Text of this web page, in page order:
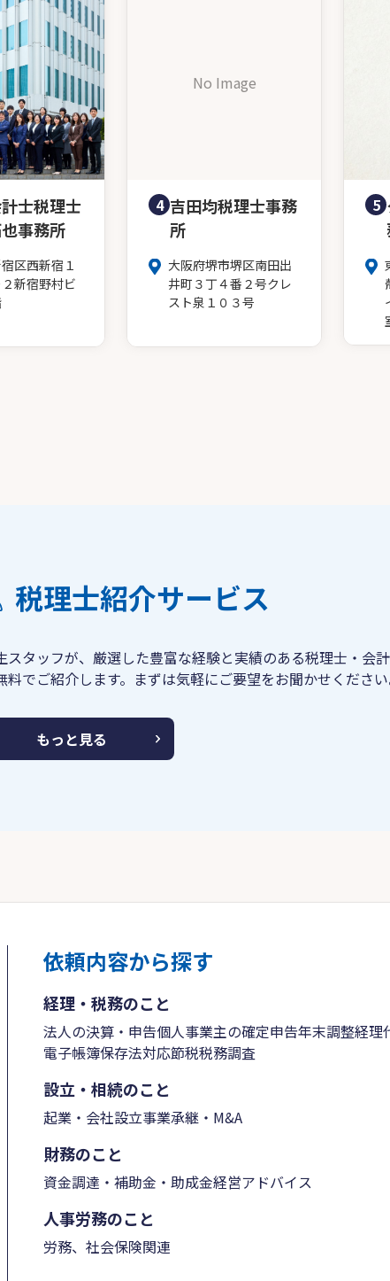
士税理士
事務所
区西新宿１
新宿野村ビ
No Image
4 吉田均税理士事務
所
大阪府堺市堺区南田出
井町３丁４番２号クレ
スト泉１０３号
5
税理士紹介サービス
スタッフが、厳選した豊富な経験と実績のある税理士・会
料でご紹介します。まずは気軽にご要望をお聞かせください
もっと見る
依頼内容から探す
経理・税務のこと
法人の決算・申告個人事業主の確定申告年末調整経理
電子帳簿保存法対応節税税務調査
設立・相続のこと
起業・会社設立事業承継・M&A
財務のこと
資金調達・補助金・助成金経営アドバイス
人事労務のこと
労務、社会保険関連